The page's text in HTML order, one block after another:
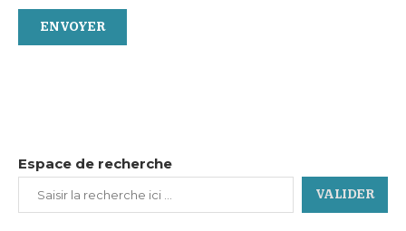
Espace de recherche
VALIDER